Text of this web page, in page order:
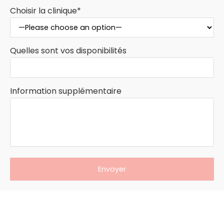
Choisir la clinique*
Quelles sont vos disponibilités
Information supplémentaire